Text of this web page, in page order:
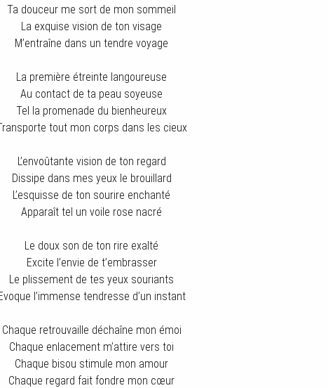
Ta douceur me sort de mon sommeil
La exquise vision de ton visage
M’entraîne dans un tendre voyage
La première étreinte langoureuse
Au contact de ta peau soyeuse
Tel la promenade du bienheureux
tout mon corps dans les cieux
L’envoûtante vision de ton regard
Dissipe dans mes yeux le brouillard
L’esquisse de ton sourire enchanté
Apparaît tel un voile rose nacré
Le doux son de ton rire exalté
Excite l’envie de t’embrasser
Le plissement de tes yeux souriants
l’immense tendresse d’un instant
Chaque retrouvaille déchaîne mon émoi
Chaque enlacement m’attire vers toi
Chaque bisou stimule mon amour
Chaque regard fait fondre mon cœur